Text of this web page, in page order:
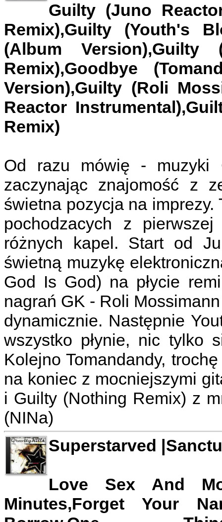
Guilty (Juno
Remix),Guilty (Youth's
(Album
Remix),Goodbye
Version),Guilty (Roli
Reactor
Remix)
Od razu mówię - muzyki
zaczynając znajomość z
świetna pozycja na
pochodzacych z
różnych kapel. Start od
świetną muzykę
God Is God) na płycie
nagrań GK - Roli
dynamicznie. Następnie
wszystko płynie, nic tylko
Kolejno Tomandandy,
na koniec z mocniejszymi
i Guilty (Nothing Remix) z
(NINa)
Superstarved
Love Sex And
Minutes,Forget Your